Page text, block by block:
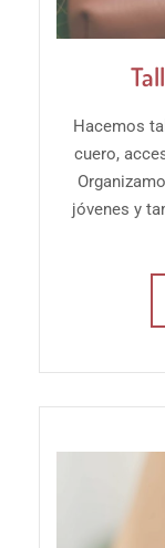
Hacemos
cuero,
jóvenes y